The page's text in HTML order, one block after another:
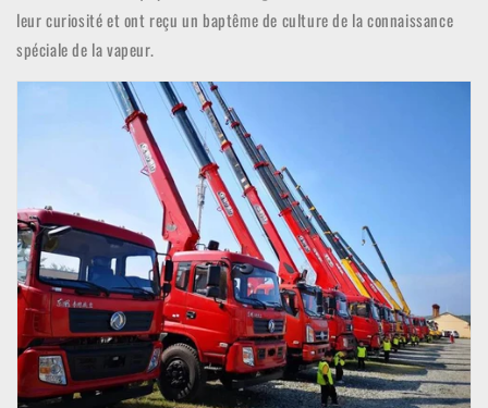
leur curiosité et ont reçu un baptême de culture de la connaissance
spéciale de la vapeur.